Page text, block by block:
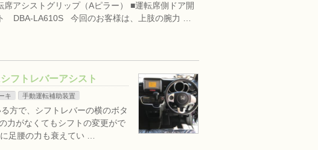
アシストグリップ（Aピラー） ■運転席側ドア開
DBA-LA610S 今回のお客様は、上肢の腕力 …
フトレバーアシスト
キ 手動運転補助装置
方で、シフトレバーの横のボタ
力がなくてもシフトの変更がで
足腰の力も衰えてい …